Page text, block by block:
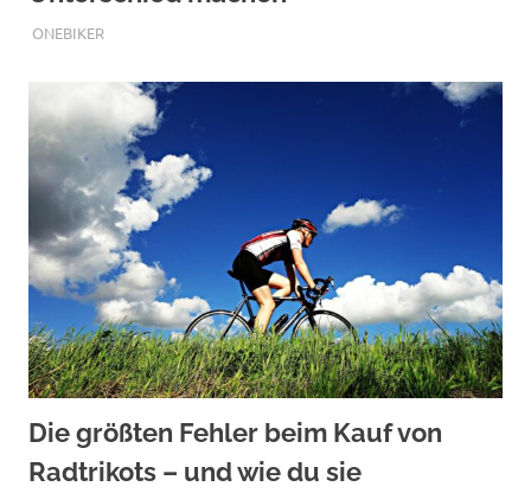
JULI 27, 2026
ONEBIKER
Die größten Fehler beim Kauf von
Radtrikots – und wie du sie